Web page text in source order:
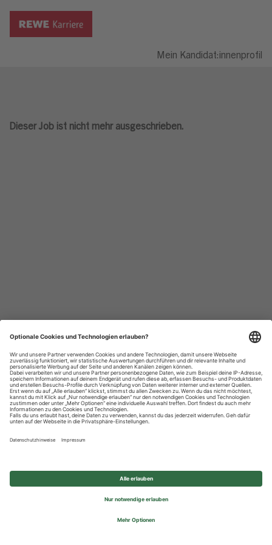
Mein Kandidat:innenprofil
Dieser Job ist nicht mehr ausgeschrieben.
Datenschutzhinweise
Impressum
Privatsphäre-Einstellungen
© 2026 REWE Group - All rights reserved